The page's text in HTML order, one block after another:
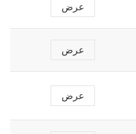
عرض
عرض
عرض